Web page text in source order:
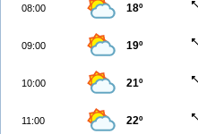
08:00 18º
09:00 19º
10:00 21º
11:00 22º